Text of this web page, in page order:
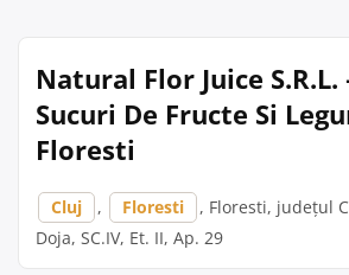
Natural Flor Juice S.R.L.
Sucuri De Fructe Si
Floresti
Cluj , Floresti
, Floresti, județul
Doja, SC.IV, Et. II, Ap. 29